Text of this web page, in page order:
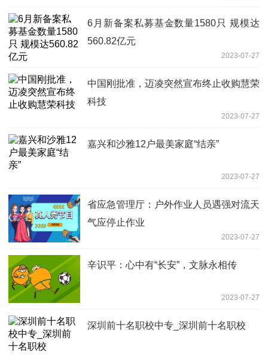
6月新备案私募基金数量1580只 规模达
560.82亿元
2023-07-27
中国刚批准，迈凌突然宣布终止收购慧荣
科技
2023-07-27
嘉兴和沙雅12户最美家庭“结亲”
2023-07-27
省应急管理厅：户外作业人员遇强对流天
气应停止作业
2023-07-27
辛识平：心中有“长安”，文脉永相传
2023-07-27
深圳前十名职校中专_深圳前十名职校